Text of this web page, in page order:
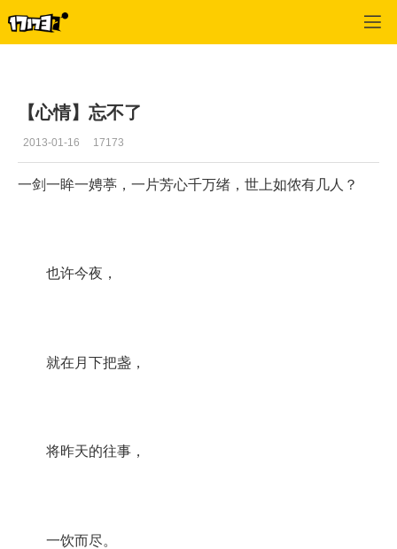
【心情】忘不了
2013-01-16 17173
一剑一眸一娉葶，一片芳心千万绪，世上如侬有几人？
也许今夜，
就在月下把盏，
将昨天的往事，
一饮而尽。